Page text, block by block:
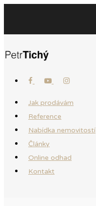
Jak prodávám
Reference
Nabídka nemovitostí
Články
Online odhad
Kontakt